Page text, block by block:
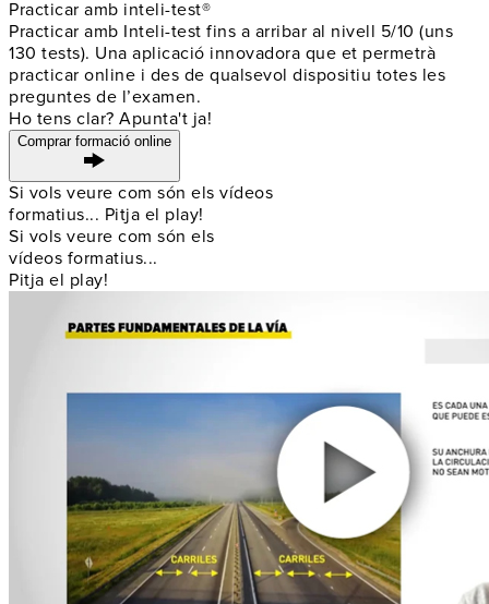
Practicar amb inteli-test®
Practicar amb Inteli-test fins a arribar al nivell 5/10 (uns
130 tests). Una aplicació innovadora que et permetrà
practicar online i des de qualsevol dispositiu totes les
preguntes de l’examen.
Ho tens clar? Apunta't ja!
Comprar formació online
Si vols veure com són els vídeos
formatius... Pitja el play!
Si vols veure com són els
vídeos formatius...
Pitja el play!